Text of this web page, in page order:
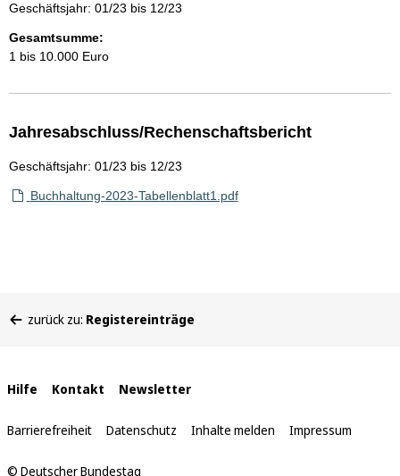
Geschäftsjahr: 01/23 bis 12/23
Gesamtsumme:
1 bis 10.000 Euro
Jahresabschluss/Rechenschaftsbericht
Geschäftsjahr: 01/23 bis 12/23
Buchhaltung-2023-Tabellenblatt1.pdf
befinden
zurück zu: Registereinträge
Interne
Links
Hilfe Kontakt Newsletter
Barrierefreiheit Datenschutz Inhalte melden Impressum
© Deutscher Bundestag